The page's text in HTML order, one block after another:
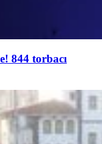
844 torbacı